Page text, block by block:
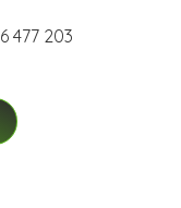
477 203